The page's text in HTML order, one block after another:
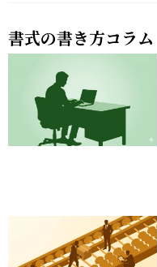
書式の書き方コラム